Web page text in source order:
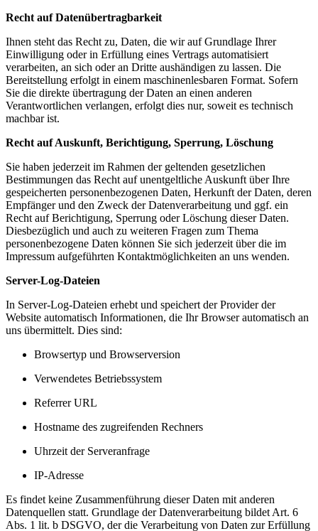
Recht auf Datenübertragbarkeit
Ihnen steht das Recht zu, Daten, die wir auf Grundlage Ihrer
Einwilligung oder in Erfüllung eines Vertrags automatisiert
verarbeiten, an sich oder an Dritte aushändigen zu lassen. Die
Bereitstellung erfolgt in einem maschinenlesbaren Format. Sofern
Sie die direkte übertragung der Daten an einen anderen
Verantwortlichen verlangen, erfolgt dies nur, soweit es technisch
machbar ist.
Recht auf Auskunft, Berichtigung, Sperrung, Löschung
Sie haben jederzeit im Rahmen der geltenden gesetzlichen
Bestimmungen das Recht auf unentgeltliche Auskunft über Ihre
gespeicherten personenbezogenen Daten, Herkunft der Daten, deren
Empfänger und den Zweck der Datenverarbeitung und ggf. ein
Recht auf Berichtigung, Sperrung oder Löschung dieser Daten.
Diesbezüglich und auch zu weiteren Fragen zum Thema
personenbezogene Daten können Sie sich jederzeit über die im
Impressum aufgeführten Kontaktmöglichkeiten an uns wenden.
Server-Log-Dateien
In Server-Log-Dateien erhebt und speichert der Provider der
Website automatisch Informationen, die Ihr Browser automatisch an
uns übermittelt. Dies sind:
Browsertyp und Browserversion
Verwendetes Betriebssystem
Referrer URL
Hostname des zugreifenden Rechners
Uhrzeit der Serveranfrage
IP-Adresse
Es findet keine Zusammenführung dieser Daten mit anderen
Datenquellen statt. Grundlage der Datenverarbeitung bildet Art. 6
Abs. 1 lit. b DSGVO, der die Verarbeitung von Daten zur Erfüllung